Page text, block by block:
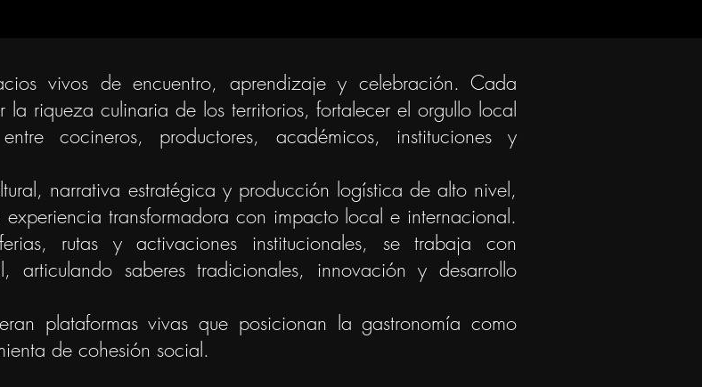
vivos de encuentro, aprendizaje y celebración. Cada
riqueza culinaria de los territorios, fortalecer el orgullo local
cocineros, productores, académicos, instituciones y
narrativa estratégica y producción logística de alto nivel,
transformadora con impacto local e internacional.
rutas y activaciones institucionales, se trabaja con
articulando saberes tradicionales, innovación y desarrollo
plataformas vivas que posicionan la gastronomía como
de cohesión social.